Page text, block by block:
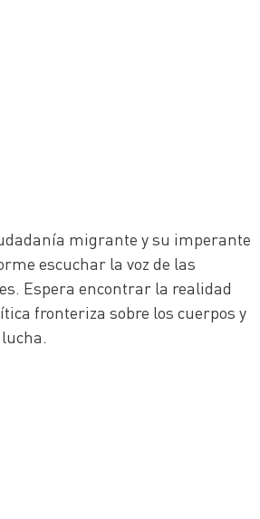
migrante y su imperante
escuchar la voz de las
Espera encontrar la realidad
fronteriza sobre los cuerpos y